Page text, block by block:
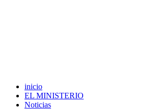
inicio
EL MINISTERIO
Noticias